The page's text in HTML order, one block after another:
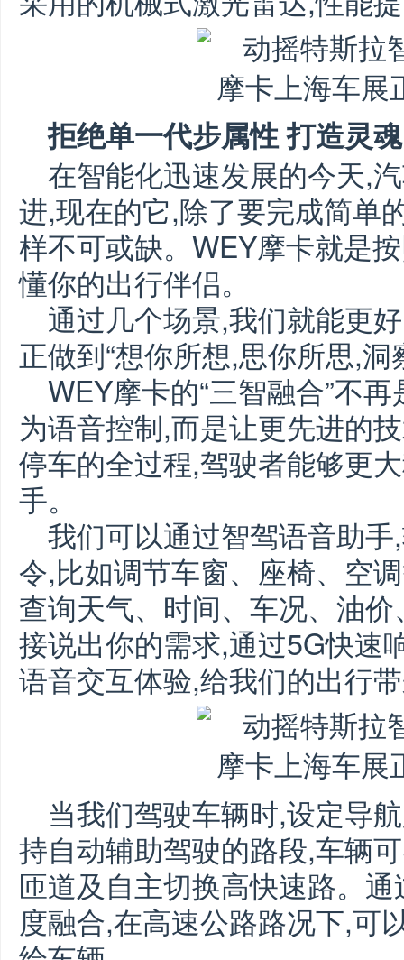
拒绝单一代步属性 打造灵
在智能化迅速发展的今天,
进,现在的它,除了要完成简单
样不可或缺。WEY摩卡就是
懂你的出行伴侣。
通过几个场景,我们就能更
正做到“想你所想,思你所思,
WEY摩卡的“三智融合”不
为语音控制,而是让更先进的
停车的全过程,驾驶者能够更
手。
我们可以通过智驾语音助
令,比如调节车窗、座椅、空
查询天气、时间、车况、油
接说出你的需求,通过5G快速
语音交互体验,给我们的出行
当我们驾驶车辆时,设定导
持自动辅助驾驶的路段,车辆
匝道及自主切换高快速路。
度融合,在高速公路路况下,可